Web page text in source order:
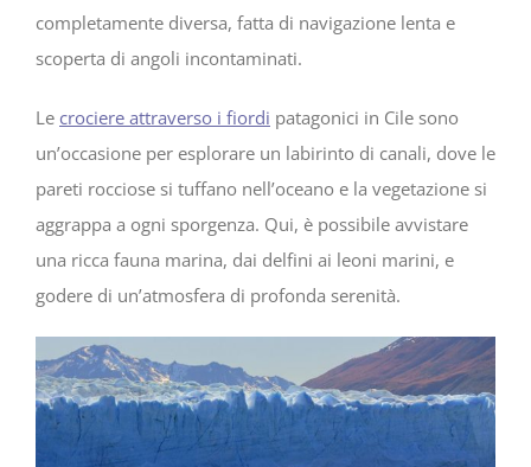
completamente diversa, fatta di navigazione lenta e
scoperta di angoli incontaminati.
Le crociere attraverso i fiordi patagonici in Cile sono
un’occasione per esplorare un labirinto di canali, dove le
pareti rocciose si tuffano nell’oceano e la vegetazione si
aggrappa a ogni sporgenza. Qui, è possibile avvistare
una ricca fauna marina, dai delfini ai leoni marini, e
godere di un’atmosfera di profonda serenità.